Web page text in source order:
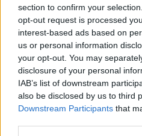
section to confirm your
opt-out request is processed
interest-based ads based on
us or personal information
your opt-out. You may
disclosure of your personal
IAB’s list of downstream
also be disclosed by us to third
Downstream Participants that
Με την ισχύ των Belharra, τους
drones νέας γενιάς να κλέβουν
παρέλαση της 25ης Μαρτίου
επιχειρησιακή αναβάθμιση
23.03.2026 08:00